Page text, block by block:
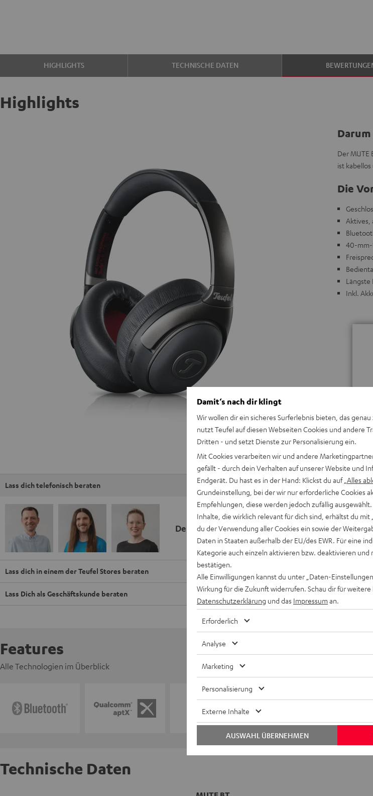
HIGHLIGHTS TECHNISCHE DATEN
Highlights
Der MUTE
ist
Die
Aktives,
40-mm-
Längste
Inkl.
Lass dich telefonisch beraten
Deine Kaufberatung
Keinen Store in
beraten dich
Hier Termin
Lass dich in einem der Teufel Stores beraten
Lass Dich als Geschäftskunde beraten
Features
Alle Technologien im Überblick
Technische Daten
Damit‘s nach dir klingt
Wir wollen dir ein sicheres Surferlebnis bieten, das
nutzt Teufel auf diesen Webseiten Cookies und andere
Dritten - und setzt Dienste zur Personalisierung ein.
Mit Cookies verarbeiten wir und andere
gefällt - durch dein Verhalten auf unserer Website und
Endgerät. Du hast es in der Hand: Klickst du auf „Alles
Grundeinstellung, bei der wir nur erforderliche Cookies
Empfehlungen, diese werden jedoch zufällig
Inhalte, die wirklich relevant für dich sind, erhältst du mit
du der Verwendung aller Cookies ein sowie der
Daten in Staaten außerhalb der EU/des EWR. Für eine
Kategorie auch einzeln aktivieren bzw. deaktivieren und
bestätigen.
Alle Einwilligungen kannst du unter „Daten-
Wirkung für die Zukunft widerrufen. Schau dir für
Datenschutzerklärung und das Impressum an.
Erforderlich
Analyse
Marketing
Personalisierung
Externe Inhalte
AUSWAHL ÜBERNEHMEN